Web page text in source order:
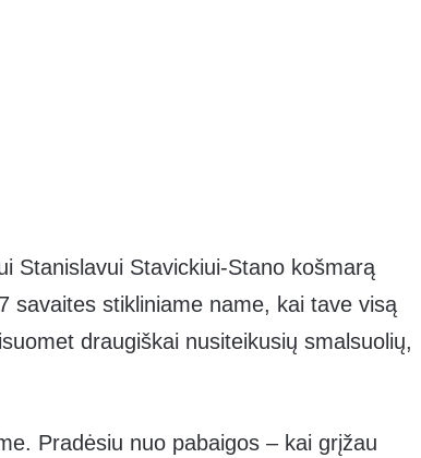
Stanislavui Stavickiui-Stano košmarą
savaites stikliniame name, kai tave visą
draugiškai nusiteikusių smalsuolių,
Pradėsiu nuo pabaigos – kai grįžau